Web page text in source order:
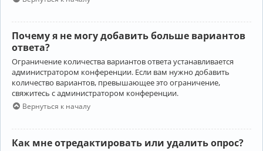
Почему я не могу добавить больше вариантов
ответа?
Ограничение количества вариантов ответа устанавливается
администратором конференции. Если вам нужно добавить
количество вариантов, превышающее это ограничение,
свяжитесь с администратором конференции.
Вернуться к началу
Как мне отредактировать или удалить опрос?